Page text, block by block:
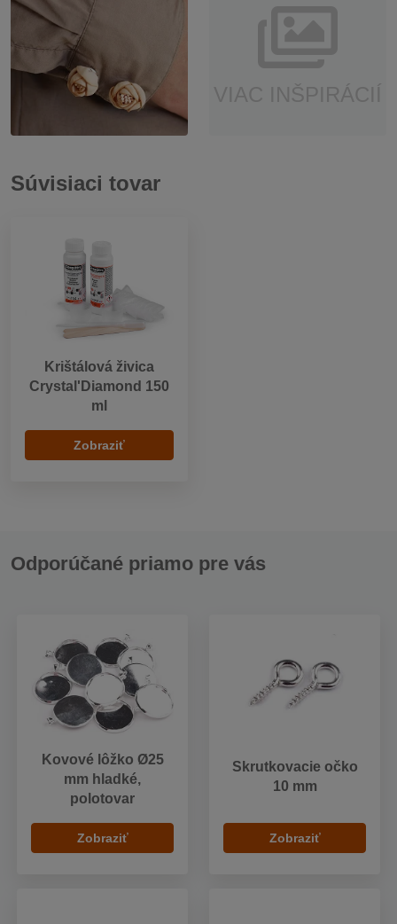
Súvisiaci tovar
Krištálová živica
Crystal'Diamond 150
ml
Zobraziť
Odporúčané priamo pre vás
Kovové lôžko Ø25
mm hladké,
polotovar
Zobraziť
Skrutkovacie očko
10 mm
Zobraziť